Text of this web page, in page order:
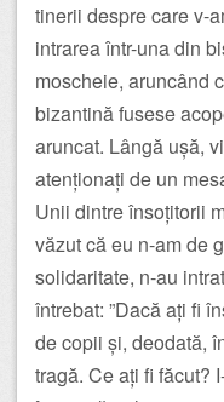
tinerii despre care v-
intrarea într-una din
moscheie, aruncând
bizantină fusese
aruncat. Lângă ușă,
atenționați de un
Unii dintre însoțitorii
văzut că eu n-am de
solidaritate, n-au
întrebat: ”Dacă ați fi
de copii și, deodată,
tragă. Ce ați fi făcut?